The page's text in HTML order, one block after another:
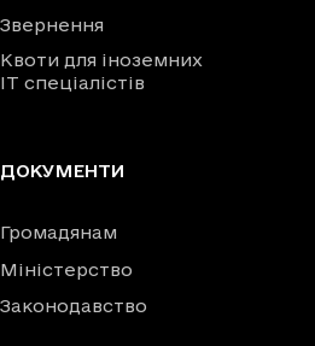
Звернення
Квоти для іноземних
IT спеціалістів
ДОКУМЕНТИ
Громадянам
Міністерство
Законодавство